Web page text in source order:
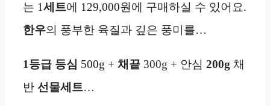
는 1세트에 129,000원에 구매하실 수 있어요.
한우의 풍부한 육질과 깊은 풍미를…
1등급 등심 500g + 채끝 300g + 안심 200g 채
반 선물세트…